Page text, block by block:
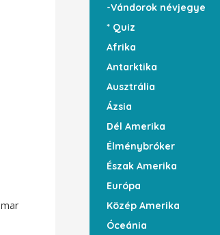
-Vándorok névjegye
* Quiz
Afrika
Antarktika
Ausztrália
Ázsia
Dél Amerika
Élménybróker
Észak Amerika
Európa
Közép Amerika
Óceánia